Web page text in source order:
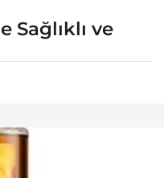
Sağlıklı ve